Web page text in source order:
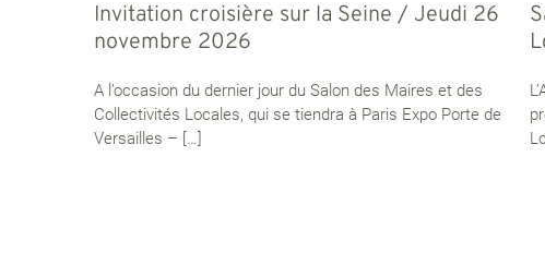
Invitation croisière sur la Seine / Jeudi 26
novembre 2026
A l’occasion du dernier jour du Salon des Maires et des
Collectivités Locales, qui se tiendra à Paris Expo Porte de
Versailles – […]